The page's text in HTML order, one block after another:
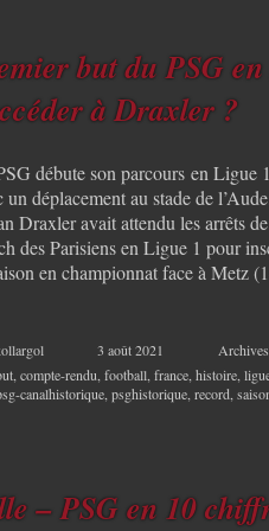
but du PSG
à Draxler ?
débute son parcours en Ligue
un déplacement au stade de
Draxler avait attendu les arrêts
des Parisiens en Ligue 1 pour
en championnat face à Metz
3 août 2021 Archives
compte-rendu football france histoire
canalhistorique psghistorique record
– PSG en 10